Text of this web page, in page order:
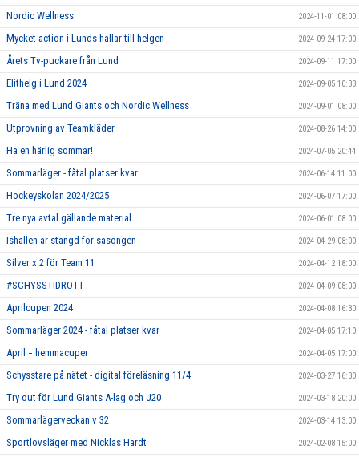
Nordic Wellness 2024-11-01 08:00
Mycket action i Lunds hallar till helgen 2024-09-24 17:00
Årets Tv-puckare från Lund 2024-09-11 17:00
Elithelg i Lund 2024 2024-09-05 10:33
Träna med Lund Giants och Nordic Wellness 2024-09-01 08:00
Utprovning av Teamkläder 2024-08-26 14:00
Ha en härlig sommar! 2024-07-05 20:44
Sommarläger - fåtal platser kvar 2024-06-14 11:00
Hockeyskolan 2024/2025 2024-06-07 17:00
Tre nya avtal gällande material 2024-06-01 08:00
Ishallen är stängd för säsongen 2024-04-29 08:00
Silver x 2 för Team 11 2024-04-12 18:00
#SCHYSSTIDROTT 2024-04-09 08:00
Aprilcupen 2024 2024-04-08 16:30
Sommarläger 2024 - fåtal platser kvar 2024-04-05 17:10
April = hemmacuper 2024-04-05 17:00
Schysstare på nätet - digital föreläsning 11/4 2024-03-27 16:30
Try out för Lund Giants A-lag och J20 2024-03-18 20:00
Sommarlägerveckan v 32 2024-03-14 13:00
Sportlovsläger med Nicklas Hardt 2024-02-08 15:00